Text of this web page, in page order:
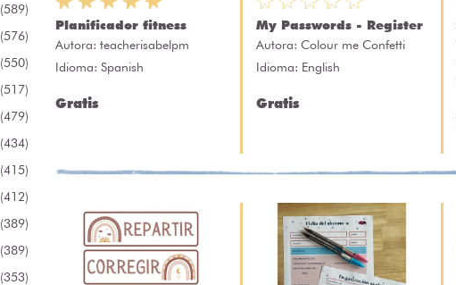
(589)
(576)
(550)
(517)
(479)
(434)
(415)
(412)
(389)
(389)
(353)
Planificador fitness
Autora: teacherisabelpm
Idioma: Spanish
Gratis
My Passwords - Register
Autora: Colour me Confetti
Idioma: English
Gratis